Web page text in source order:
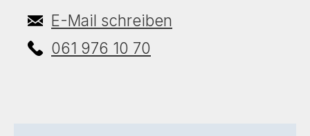
E-Mail schreiben
061 976 10 70